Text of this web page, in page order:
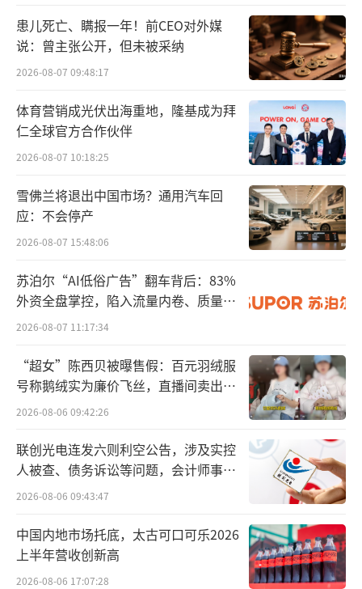
级SSD无法满足数据中心7×24小时的高强度运
行需求，企业级SSD就成为了AI算力的刚需配
件。
行业供需格局的持续紧张，进一步放大了
这波行情。SK海力士董事长直言，内存芯片的
短缺将持续至2030年，让这个原本被视作周期
赛道的存储行业被资本热捧，而大普微恰好踩
中了这个风口。
出的底气。高端企业级SSD领域赛道长期被三
星、海力士、美光等海外巨头垄断，国内厂商
大多仅能做模组集成，核心主控芯片依赖外
购。
而大普微的出现打破了这一行业格局，其
出货量已超4900PB，产品覆盖PCle 3.0-5.0全
代际。凭借硬核的自研实力，公司成功打破了
海外技术壁垒，同时紧跟国内算力自主可控的
产业发展节奏。
业绩拐点的到来，成为公司暴涨的催化
患儿死亡、瞒报一年！前CEO对外媒
说：曾主张公开，但未被采纳
2026-08-07 09:48:17
体育营销成光伏出海重地，隆基成为拜
仁全球官方合作伙伴
2026-08-07 10:18:25
雪佛兰将退出中国市场？通用汽车回
应：不会停产
2026-08-07 15:48:06
苏泊尔“AI低俗广告”翻车背后：83%
外资全盘掌控，陷入流量内卷、质量频
发的负循环
2026-08-07 11:17:34
“超女”陈西贝被曝售假：百元羽绒服
号称鹅绒实为廉价飞丝，直播间卖出超
百万元
2026-08-06 09:42:26
联创光电连发六则利空公告，涉及实控
人被查、债务诉讼等问题，会计师事务
所曾出具“保留意见”
2026-08-06 09:43:47
中国内地市场托底，太古可口可乐2026
上半年营收创新高
2026-08-06 17:07:28